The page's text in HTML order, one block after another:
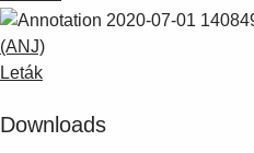
(ANJ)
Leták
Downloads